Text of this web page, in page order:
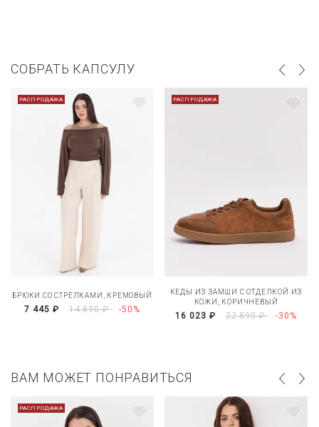
СОБРАТЬ КАПСУЛУ
РАСПРОДАЖА
БРЮКИ СО СТРЕЛКАМИ, КРЕМОВЫЙ
7 445 ₽ 14 890 ₽ -50%
РАСПРОДАЖА
КЕДЫ ИЗ ЗАМШИ С ОТДЕЛКОЙ ИЗ
КОЖИ, КОРИЧНЕВЫЙ
16 023 ₽ 22 890 ₽ -30%
ВАМ МОЖЕТ ПОНРАВИТЬСЯ
РАСПРОДАЖА